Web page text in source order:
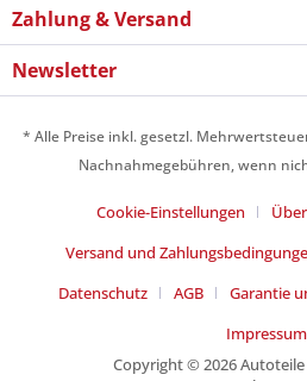
Zahlung & Versand
Newsletter
* Alle Preise inkl. gesetzl.
Nachnahmegebühren, wenn
Cookie-Einstellungen
Versand und
Datenschutz
AGB
Garantie
Impressum
Copyright © 2026